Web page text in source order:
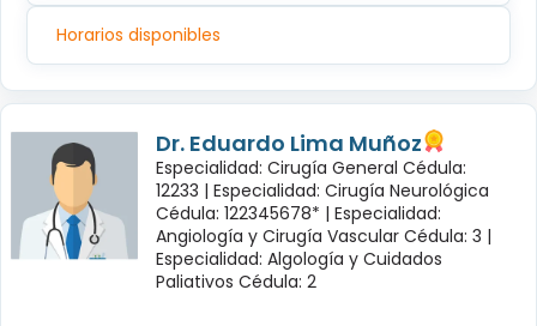
Horarios disponibles
Dr. Eduardo Lima Muñoz
Especialidad: Cirugía General Cédula:
12233 | Especialidad: Cirugía Neurológica
Cédula: 122345678* | Especialidad:
Angiología y Cirugía Vascular Cédula: 3 |
Especialidad: Algología y Cuidados
Paliativos Cédula: 2